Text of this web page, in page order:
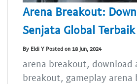
Arena Breakout:
Senjata Global Terbaik
By Eldi Y Posted on 18 Jun, 2024
arena breakout, download
breakout, gameplay